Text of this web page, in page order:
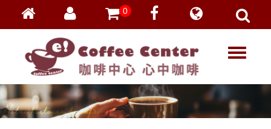
會員登入
忘記密碼
加入會員
VIP登入
VIP申請
0
T
l
e